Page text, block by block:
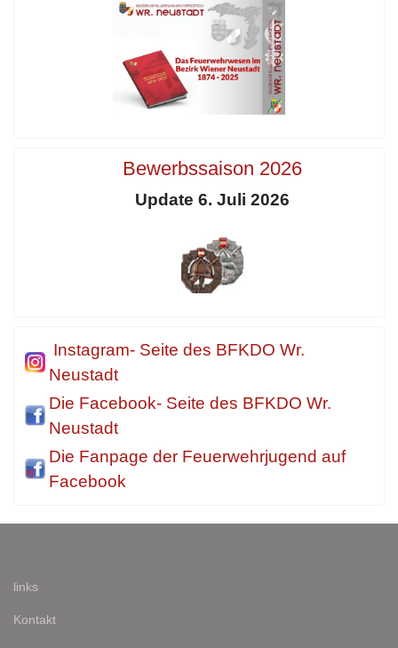
Bewerbssaison 2026
Update 6. Juli 2026
Instagram- Seite des BFKDO Wr.
Neustadt
Die Facebook- Seite des BFKDO Wr.
Neustadt
Die Fanpage der Feuerwehrjugend auf
Facebook
links
Kontakt